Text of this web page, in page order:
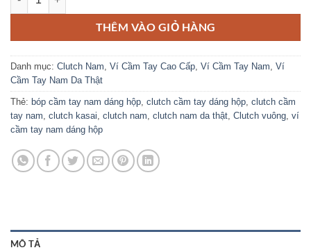
THÊM VÀO GIỎ HÀNG
Danh mục: Clutch Nam Ví Cầm Tay Cao Cấp Ví Cầm Tay Nam Ví
Cầm Tay Nam Da Thật
Thẻ: bóp cầm tay nam dáng hộp clutch cầm tay dáng hộp clutch cầm
tay nam clutch kasai clutch nam clutch nam da thật Clutch vuông ví
cầm tay nam dáng hộp
MÔ TẢ